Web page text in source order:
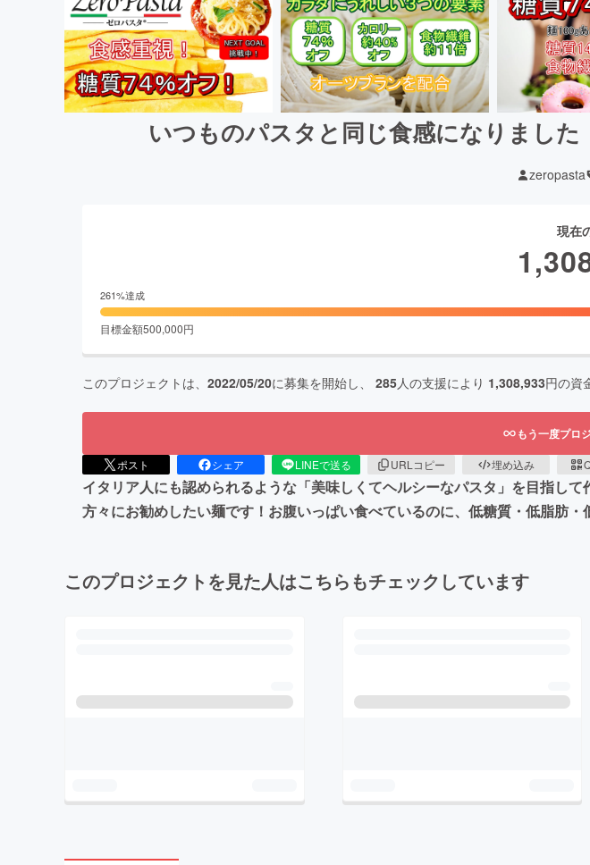
いつものパスタと同じ食感になりまし
zeropasta
現在
261%達成
目標金額500,000円
このプロジェクトは、 2022/05/20に募集を開始し、 285人の支援により 1,308,933円の資
もう一度プロ
ポスト シェア LINEで送る URLコピー 埋め込み
イタリア人にも認められるような「美味しくてヘルシーなパスタ」を目指し
方々にお勧めしたい麺です！お腹いっぱい食べているのに、低糖質・低脂肪
このプロジェクトを見た人はこちらもチェックしています